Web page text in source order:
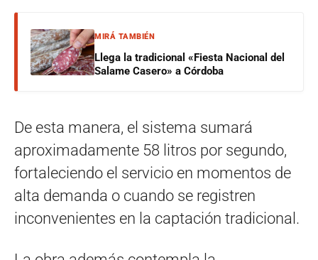
MIRÁ TAMBIÉN
Llega la tradicional «Fiesta Nacional del
Salame Casero» a Córdoba
De esta manera, el sistema sumará
aproximadamente 58 litros por segundo,
fortaleciendo el servicio en momentos de
alta demanda o cuando se registren
inconvenientes en la captación tradicional.